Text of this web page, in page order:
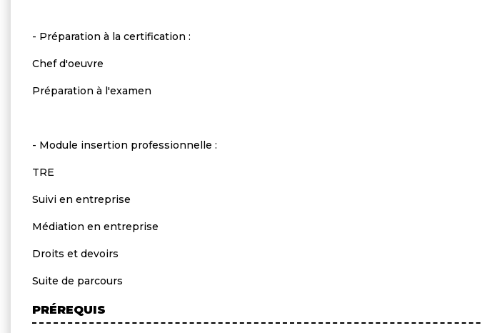
- Préparation à la certification :
Chef d'oeuvre
Préparation à l'examen
- Module insertion professionnelle :
TRE
Suivi en entreprise
Médiation en entreprise
Droits et devoirs
Suite de parcours
PRÉREQUIS